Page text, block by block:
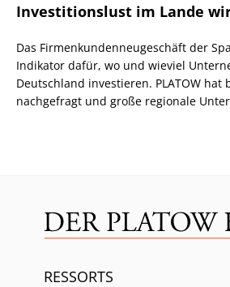
Investitionslust im Lande
Das Firmenkundenneugeschäft der
Indikator dafür, wo und wieviel
Deutschland investieren. PLATOW hat
nachgefragt und große regionale
RESSORTS